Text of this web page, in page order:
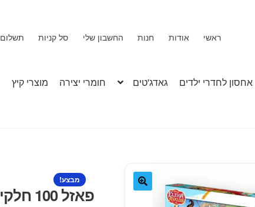
ראשי אודות חנות החשבון שלי סל קניות תשלום
אחסון לחדרי ילדים גאדג'טים חומרי יצירה מוצרי קיץ
מבצע!
פאזל 100 חלקים הנסיכה אלנה